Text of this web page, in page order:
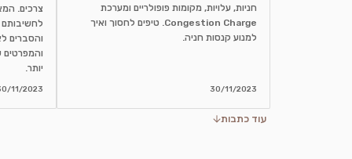
חניות, עלויות, מקומות פופולריים ומערכת
Congestion Charge. טיפים לחסוך ואיך
למנוע קנסות חניה.
30/11/2023
צרכים.
והסברים
יותר.
11/2023
עוד כתבות